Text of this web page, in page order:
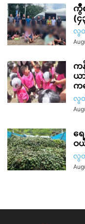
ကွဳ
(၄
လွ
က
ယ
က
လွ
ရ
ဝ
လွ